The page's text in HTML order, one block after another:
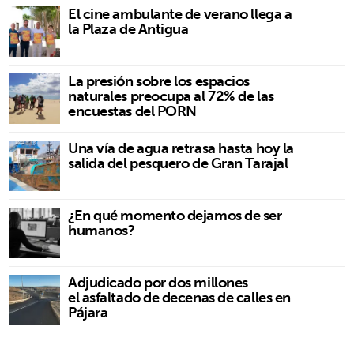
El cine ambulante de verano llega a
la Plaza de Antigua
La presión sobre los espacios
naturales preocupa al 72% de las
encuestas del PORN
Una vía de agua retrasa hasta hoy la
salida del pesquero de Gran Tarajal
¿En qué momento dejamos de ser
humanos?
Adjudicado por dos millones
el asfaltado de decenas de calles en
Pájara